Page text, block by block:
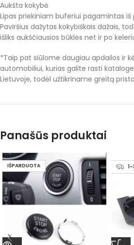
Aukšta kokybė
Lipas priekiniam buferiui pagamintas iš
Paviršius dažytas kokybiškais dažais,
išliks aukščiausios būklės net ir po
*Taip pat siūlome daugiau apdailos ir
automobiliui, kurias galite rasti
Lietuvoje, todėl užtikriname greitą
Panašūs produktai
IŠPARDUOTA